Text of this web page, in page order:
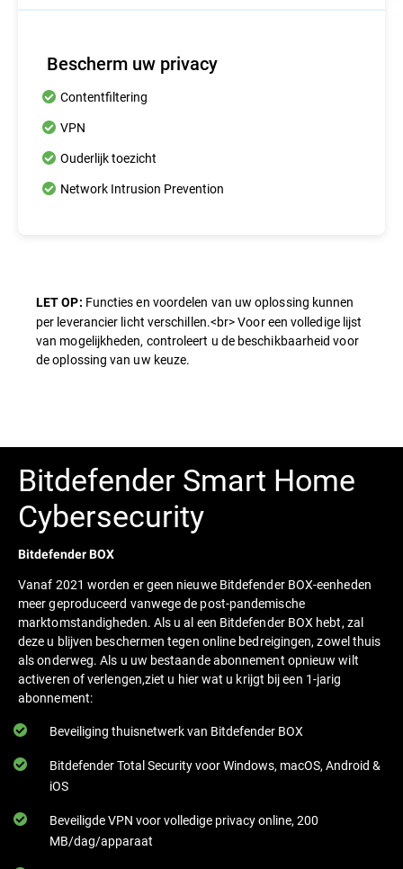
Bescherm uw privacy
Contentfiltering
VPN
Ouderlijk toezicht
Network Intrusion Prevention
LET OP: Functies en voordelen van uw oplossing kunnen
per leverancier licht verschillen.<br> Voor een volledige lijst
van mogelijkheden, controleert u de beschikbaarheid voor
de oplossing van uw keuze.
Bitdefender Smart Home
Cybersecurity
Bitdefender BOX
Vanaf 2021 worden er geen nieuwe Bitdefender BOX-eenheden
meer geproduceerd vanwege de post-pandemische
marktomstandigheden. Als u al een Bitdefender BOX hebt, zal
deze u blijven beschermen tegen online bedreigingen, zowel thuis
als onderweg. Als u uw bestaande abonnement opnieuw wilt
activeren of verlengen,ziet u hier wat u krijgt bij een 1-jarig
abonnement:
Beveiliging thuisnetwerk van Bitdefender BOX
Bitdefender Total Security voor Windows, macOS, Android &
iOS
Beveiligde VPN voor volledige privacy online, 200
MB/dag/apparaat